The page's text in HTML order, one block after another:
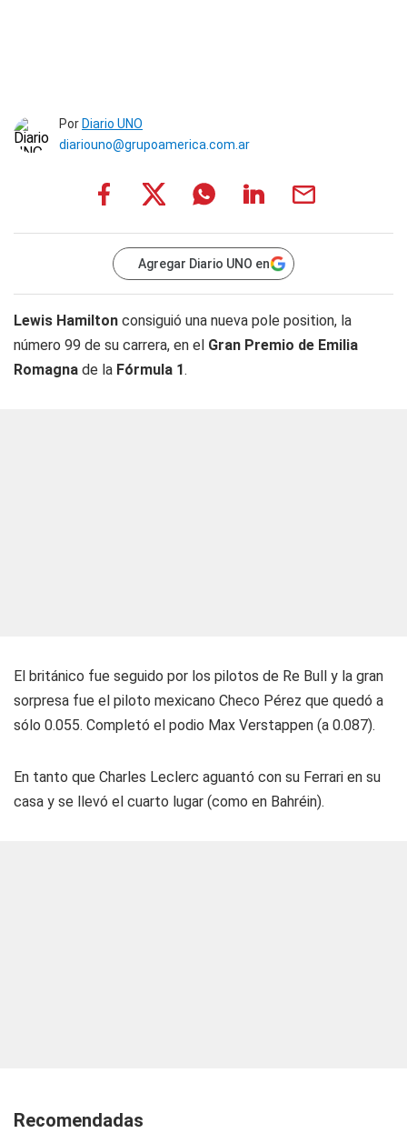
Por Diario UNO
diariouno@grupoamerica.com.ar
Agregar Diario UNO en
Lewis Hamilton consiguió una nueva pole position, la
número 99 de su carrera, en el Gran Premio de Emilia
Romagna de la Fórmula 1.
El británico fue seguido por los pilotos de Re Bull y la gran
sorpresa fue el piloto mexicano Checo Pérez que quedó a
sólo 0.055. Completó el podio Max Verstappen (a 0.087).
En tanto que Charles Leclerc aguantó con su Ferrari en su
casa y se llevó el cuarto lugar (como en Bahréin).
Recomendadas